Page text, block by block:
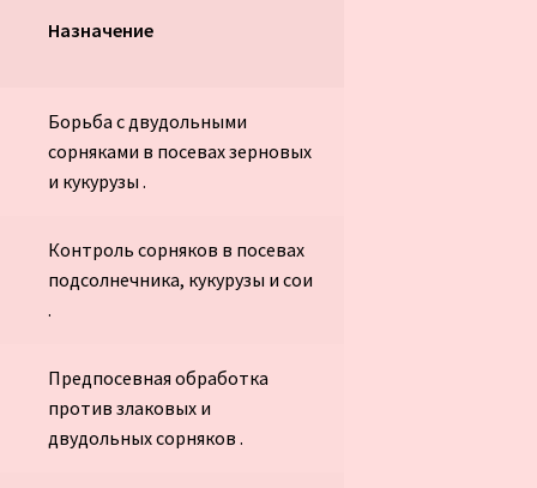
Назначение
Борьба с двудольными
сорняками в посевах зерновых
и кукурузы .
Контроль сорняков в посевах
подсолнечника, кукурузы и сои
.
Предпосевная обработка
против злаковых и
двудольных сорняков .